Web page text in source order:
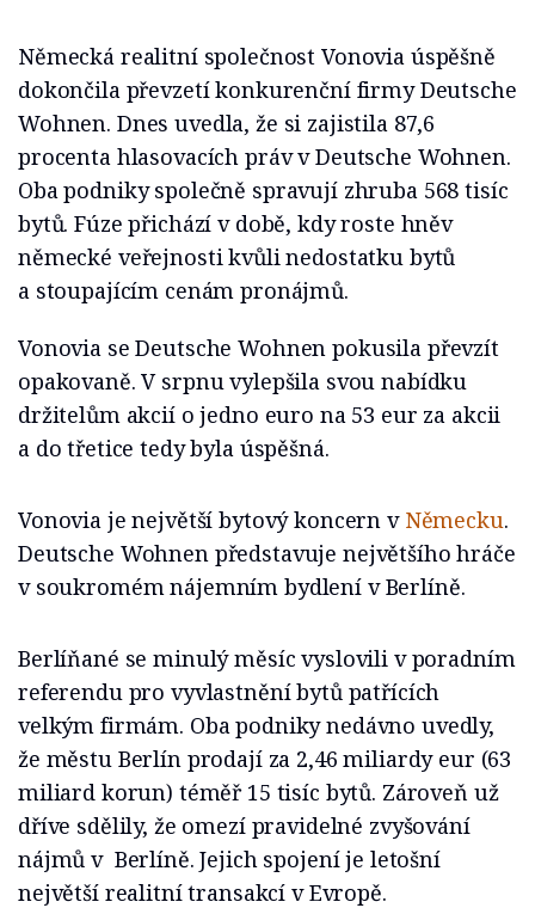
Německá realitní společnost Vonovia úspěšně
dokončila převzetí konkurenční firmy Deutsche
Wohnen. Dnes uvedla, že si zajistila 87,6
procenta hlasovacích práv v Deutsche Wohnen.
Oba podniky společně spravují zhruba 568 tisíc
bytů. Fúze přichází v době, kdy roste hněv
německé veřejnosti kvůli nedostatku bytů
a stoupajícím cenám pronájmů.
Vonovia se Deutsche Wohnen pokusila převzít
opakovaně. V srpnu vylepšila svou nabídku
držitelům akcií o jedno euro na 53 eur za akcii
a do třetice tedy byla úspěšná.
Vonovia je největší bytový koncern v Německu.
Deutsche Wohnen představuje největšího hráče
v soukromém nájemním bydlení v Berlíně.
Berlíňané se minulý měsíc vyslovili v poradním
referendu pro vyvlastnění bytů patřících
velkým firmám. Oba podniky nedávno uvedly,
že městu Berlín prodají za 2,46 miliardy eur (63
miliard korun) téměř 15 tisíc bytů. Zároveň už
dříve sdělily, že omezí pravidelné zvyšování
nájmů v Berlíně. Jejich spojení je letošní
největší realitní transakcí v Evropě.